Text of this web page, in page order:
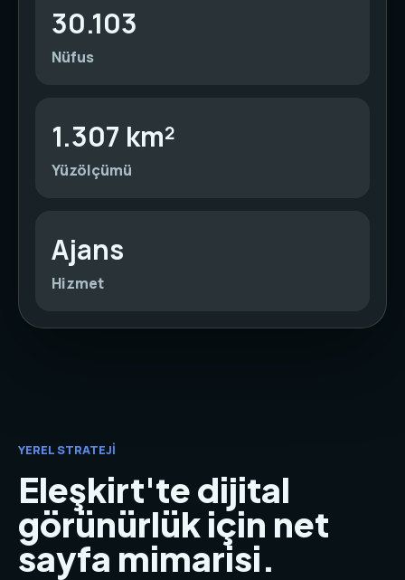
30.103
Nüfus
1.307 km²
Yüzölçümü
Ajans
Hizmet
YEREL STRATEJI
Eleşkirt'te dijital
görünürlük için net
sayfa mimarisi.